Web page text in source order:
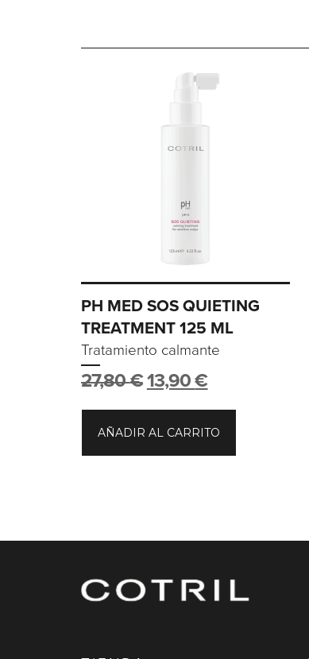
PH MED SOS QUIETING
TREATMENT 125 ML
Tratamiento calmante
27,80€ 13,90€
AÑADIR AL CARRITO